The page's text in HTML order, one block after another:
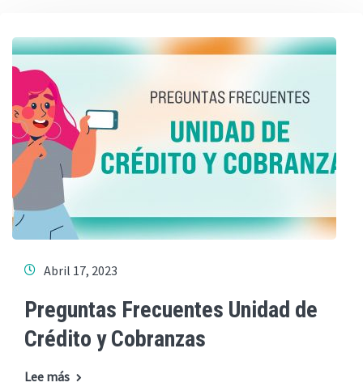
Abril 17, 2023
Preguntas Frecuentes Unidad de
Crédito y Cobranzas
Lee más